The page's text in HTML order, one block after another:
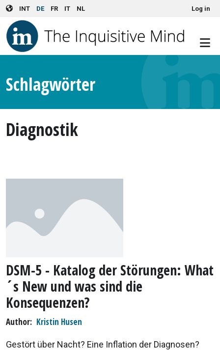
Skip to main content
INT DE FR IT NL User account menuLog in
Schlagwörter
Diagnostik
DSM-5 - Katalog der Störungen: What
´s New und was sind die
Konsequenzen?
Author Kristin Husen
Gestört über Nacht? Eine Inflation der Diagnosen?